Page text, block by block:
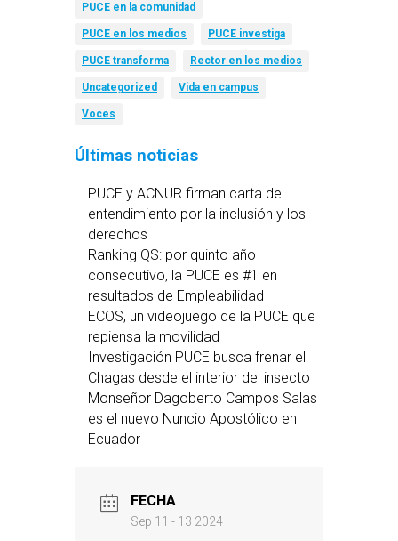
PUCE en la comunidad
PUCE en los medios PUCE investiga
PUCE transforma Rector en los medios
Uncategorized Vida en campus
Voces
Últimas noticias
PUCE y ACNUR firman carta de
entendimiento por la inclusión y los
derechos
Ranking QS: por quinto año
consecutivo, la PUCE es #1 en
resultados de Empleabilidad
ECOS, un videojuego de la PUCE que
repiensa la movilidad
Investigación PUCE busca frenar el
Chagas desde el interior del insecto
Monseñor Dagoberto Campos Salas
es el nuevo Nuncio Apostólico en
Ecuador
FECHA
Sep 11 - 13 2024